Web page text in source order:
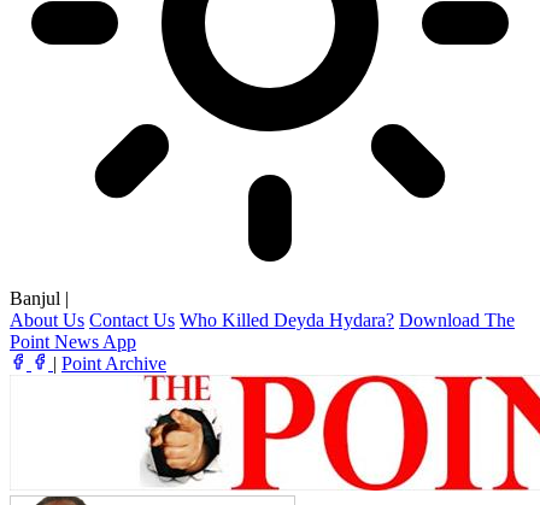
Banjul |
About Us Contact Us Who Killed Deyda Hydara? Download The
Point News App
| Point Archive